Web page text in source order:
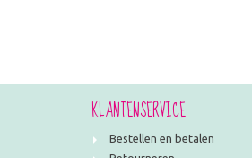
KLANTENSERVICE
Bestellen en betalen